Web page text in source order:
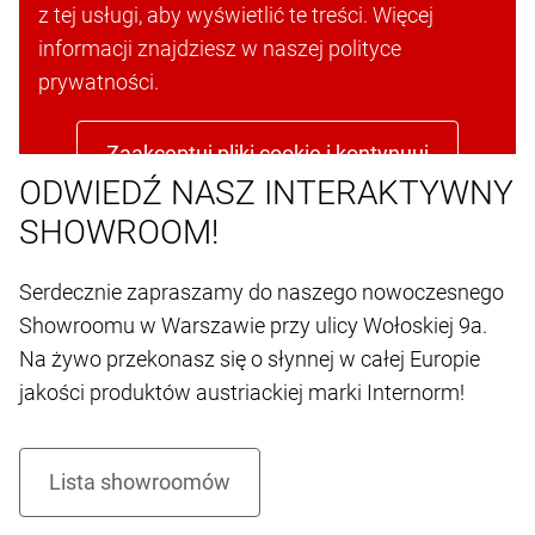
z tej usługi, aby wyświetlić te treści. Więcej
informacji znajdziesz w naszej polityce
prywatności.
Zaakceptuj pliki cookie i kontynuuj
ODWIEDŹ NASZ INTERAKTYWNY
SHOWROOM!
Serdecznie zapraszamy do naszego nowoczesnego
Showroomu w Warszawie przy ulicy Wołoskiej 9a.
Na żywo przekonasz się o słynnej w całej Europie
jakości produktów austriackiej marki Internorm!